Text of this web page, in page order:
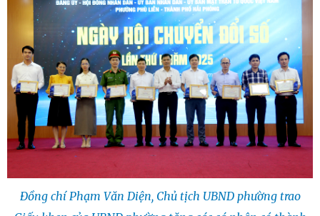
Đồng chí Phạm Văn Diện, Chủ tịch UBND phường trao